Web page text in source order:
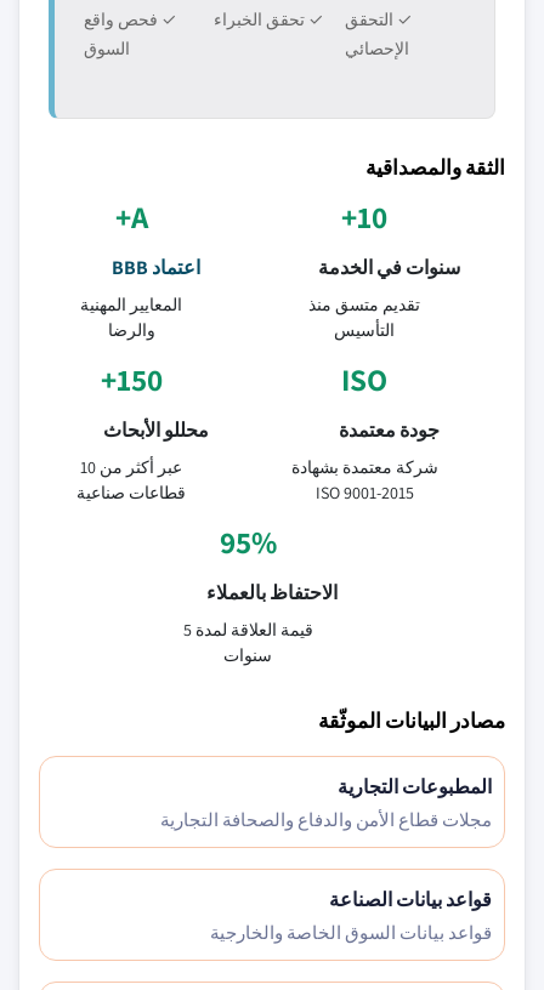
✓ التحقق
الإحصائي
✓ تحقق الخبراء
✓ فحص واقع
السوق
الثقة والمصداقية
10+
سنوات في الخدمة
تقديم متسق منذ
التأسيس
A+
اعتماد BBB
المعايير المهنية
والرضا
ISO
جودة معتمدة
شركة معتمدة بشهادة
ISO 9001-2015
150+
محللو الأبحاث
عبر أكثر من 10
قطاعات صناعية
95%
الاحتفاظ بالعملاء
قيمة العلاقة لمدة 5
سنوات
مصادر البيانات الموثّقة
المطبوعات التجارية
مجلات قطاع الأمن والدفاع والصحافة التجارية
قواعد بيانات الصناعة
قواعد بيانات السوق الخاصة والخارجية